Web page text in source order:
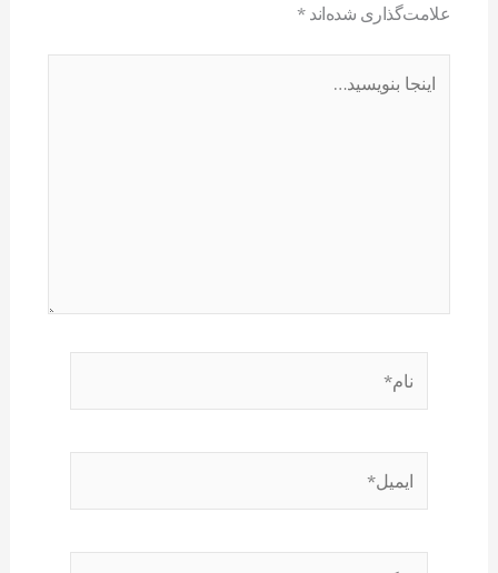
علامت‌گذاری شده‌اند*
بنویسید…